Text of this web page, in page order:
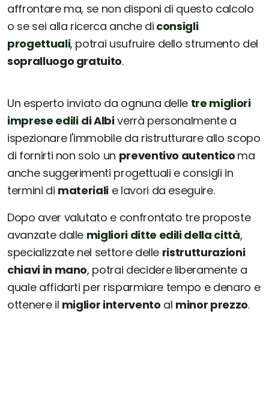
affrontare ma, se non disponi di questo calcolo
o se sei alla ricerca anche di consigli
progettuali, potrai usufruire dello strumento del
sopralluogo gratuito.
Un esperto inviato da ognuna delle tre migliori
imprese edili di Albiverrà personalmente a
ispezionare l'immobile da ristrutturare allo scopo
di fornirti non solo un preventivo autentico ma
anche suggerimenti progettuali e consigli in
termini di materiali e lavori da eseguire.
Dopo aver valutato e confrontato tre proposte
avanzate dalle migliori ditte edili della città,
specializzate nel settore delle ristrutturazioni
chiavi in mano, potrai decidere liberamente a
quale affidarti per risparmiare tempo e denaro e
ottenere il miglior intervento al minor prezzo.